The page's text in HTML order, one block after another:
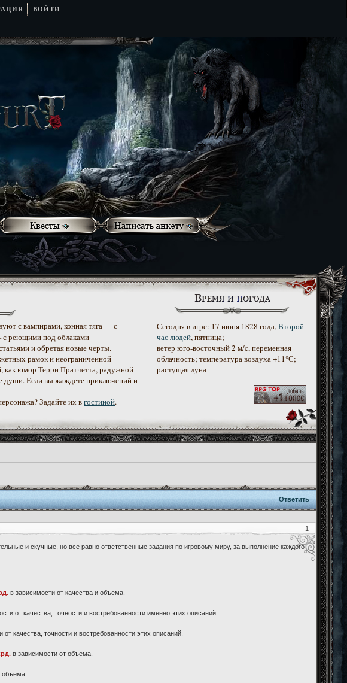
ВОЙТИ
с вампирами, конная тяга — с
с реющими под облаками
и обретая новые черты.
рамок и неограниченной
как юмор Терри Пратчетта, радужной
души. Если вы жаждете приключений и
Задайте их вгостиной.
Сегодня в игре: 17 июня 1828 года,Второй
час людей, пятница;
ветер юго-восточный 2 м/c, переменная
облачность; температура воздуха +11°С;
растущая луна
Ответить
1
и скучные, но все равно ответственные задания по игровому миру, за выполнение каждого
в зависимости от качества и объема.
от качества, точности и востребованности именно этих описаний.
от качества, точности и востребованности этих описаний.
в зависимости от объема.
объема.